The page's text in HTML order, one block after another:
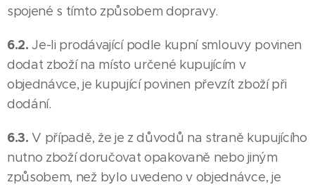
spojené s tímto způsobem dopravy.
6.2.Je-li prodávající podle kupní smlouvy povinen
dodat zboží na místo určené kupujícím v
objednávce, je kupující povinen převzít zboží při
dodání.
6.3.V případě, že je z důvodů na straně kupujícího
nutno zboží doručovat opakovaně nebo jiným
způsobem, než bylo uvedeno v objednávce, je